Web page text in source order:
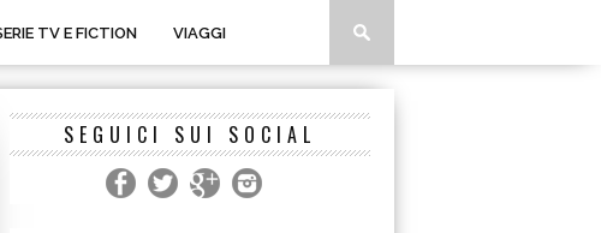
TV E FICTION VIAGGI
SEGUICI SUI SOCIAL